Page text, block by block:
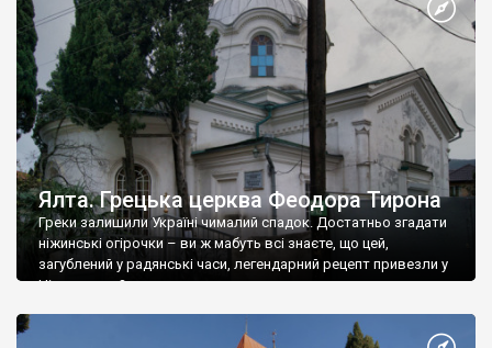
Ялта. Грецька церква Феодора Тирона
Греки залишили Україні чималий спадок. Достатньо згадати
ніжинські огірочки – ви ж мабуть всі знаєте, що цей,
загублений у радянські часи, легендарний рецепт привезли у
Ніжин греки?